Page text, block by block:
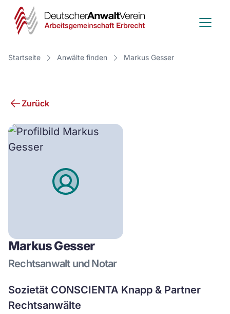
Deutscher
Anwalt
Verein
Startseite Anwälte finden Markus Gesser
Zurück
Markus Gesser
Rechtsanwalt und Notar
Sozietät CONSCIENTA Knapp & Partner
Rechtsanwälte